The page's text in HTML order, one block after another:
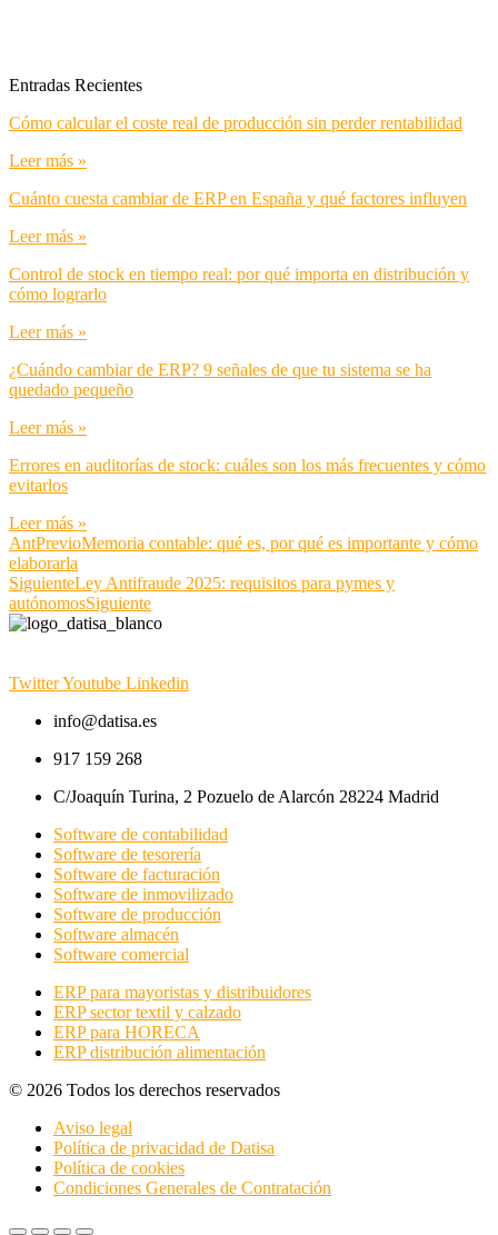
Entradas Recientes
Cómo calcular el coste real de producción sin perder rentabilidad
Leer más »
Cuánto cuesta cambiar de ERP en España y qué factores influyen
Leer más »
Control de stock en tiempo real: por qué importa en distribución y
cómo lograrlo
Leer más »
¿Cuándo cambiar de ERP? 9 señales de que tu sistema se ha
quedado pequeño
Leer más »
Errores en auditorías de stock: cuáles son los más frecuentes y cómo
evitarlos
Leer más »
AntPrevioMemoria contable: qué es, por qué es importante y cómo
elaborarla
SiguienteLey Antifraude 2025: requisitos para pymes y
autónomosSiguiente
TwitterYoutube Linkedin
info@datisa.es
917 159 268
C/Joaquín Turina, 2 Pozuelo de Alarcón 28224 Madrid
Software de contabilidad
Software de tesorería
Software de facturación
Software de inmovilizado
Software de producción
Software almacén
Software comercial
ERP para mayoristas y distribuidores
ERP sector textil y calzado
ERP para HORECA
ERP distribución alimentación
© 2026 Todos los derechos reservados
Aviso legal
Política de privacidad de Datisa
Política de cookies
Condiciones Generales de Contratación